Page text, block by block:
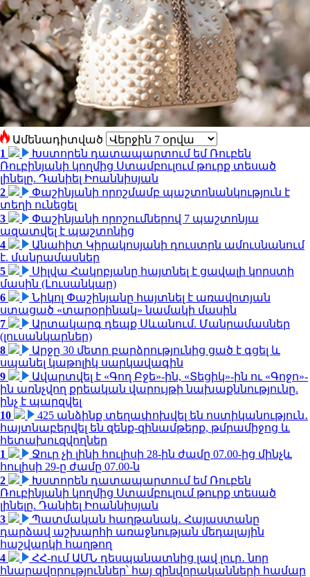
Ամենադիտված
1
Խստորեն դատապարտում եմ Ռուբեն
Ռուբինյանի կողմից Ստամբուլում թուրք տեսած
լինելը. Դանիել Իոաննիսյան
2
Փաշինյանի որոշմամբ պաշտոնանկություն է
տեղի ունեցել
3
Փաշինյանի որոշումներով 7 պաշտոնյա
ազատվել է պաշտոնից
4
Անահիտ Կիրակոսյանի դուստրն ամուսնանում
է. մանրամասներ
5
Սիլվա Հակոբյանը հայտնել է ցավալի կորստի
մասին (Լուսանկար)
6
Նիկոլ Փաշինյանը հայտնել է առավոտյան
ստացած «տարօրինակ» նամակի մասին
7
Արտակարգ դեպք Սևանում. Մանրամասներ
(լուսանկարներ)
8
Արջը 30 մետր բարձրությունից ցած է գցել և
սպանել կաթոլիկ սարկավագին
9
Ավարտվել է «Գող Բջե»-ին, «Տեցիկ»-ին ու «Գոջո»-
ին առնչվող քրեական վարույթի նախաքննությունը.
ինչ է պարզվել
10
425 անձինք տեղափոխվել են ոստիկանություն․
հայտնաբերվել են զենք-զինամթերք, թմրամիջոց և
հետախուզվողներ
1
Ջուր չի լինի հուլիսի 28-ին ժամը 07.00-ից մինչև
հուլիսի 29-ը ժամը 07.00-ն
2
Խստորեն դատապարտում եմ Ռուբեն
Ռուբինյանի կողմից Ստամբուլում թուրք տեսած
լինելը. Դանիել Իոաննիսյան
3
Պատմական հաղթանակ․ Հայաստանը
դարձավ աշխարհի առաջնության մեդալային
հաշվարկի հաղթող
4
ՀՀ-ում ԱՄՆ դեսպանատնից լավ լուր․ նոր
հնարավորություններ՝ հայ զինվորականների համար